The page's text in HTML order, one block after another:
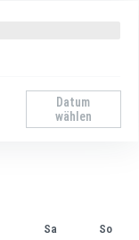
Datum
wählen
Sa So